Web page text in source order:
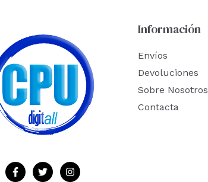
Información
Envíos
Devoluciones
Sobre Nosotros
Contacta